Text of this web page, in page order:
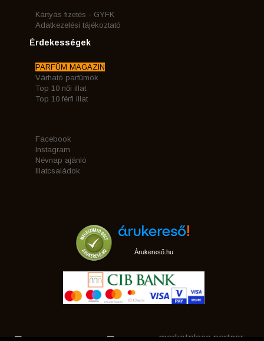
Kártyás fizetés - GYFK
Adatkezelési tájékoztató
Érdekességek
PARFÜM MAGAZIN
Várható parfümök
Top 10 női illat
Top 10 férfi illat
Facebook
Instagram
Névnap ajánló
Illatcsaládok
Árukereső.hu
marketplace partner